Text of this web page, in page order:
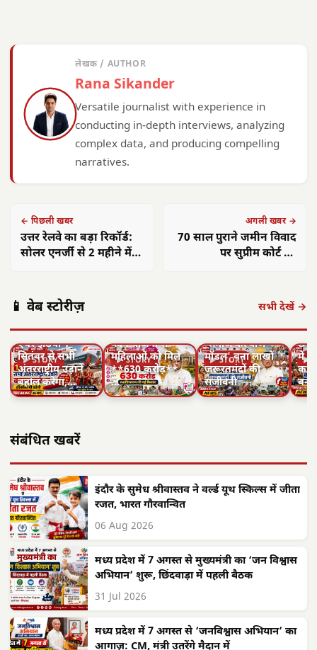
लेखक / AUTHOR
Rana Sikander
Versatile journalist with experience in
conducting in-depth interviews, analyzing
complex data, and producing compelling
narratives.
← पिछली खबर
उत्तर रेलवे का बड़ा रिकॉर्ड:
सोलर एनर्जी से 2 महीने में
उत्पादन
अगली खबर →
70 साल पुराने जमीन विवाद
पर सुप्रीम कोर्ट का
शुरू हुआ था मामला
📱 वेब स्टोरीज़ सभी देखें →
▶ STORY
एयर इंडिया 1
सितंबर से सभी
अंतरराष्ट्रीय उड़ानें
बहाल करेगा,…
▶ STORY
छत्तीसगढ़: महतारी
वंदन योजना से
महिलाओं को मिले
**630 करोड़**,
…
▶ STORY
छत्तीसगढ़ का
'समाज कल्याण
मॉडल' बना लाखों
जरूरतमंदों की
संजीवनी
▶
में
का
संबंधित खबरें
इंदौर के सुमेध श्रीवास्तव ने वर्ल्ड यूथ स्किल्स में जीता
रजत, भारत गौरवान्वित
06 Aug 2026
मध्य प्रदेश में 7 अगस्त से मुख्यमंत्री का ‘जन विश्वास
अभियान’ शुरू, छिंदवाड़ा में पहली बैठक
31 Jul 2026
मध्य प्रदेश में 7 अगस्त से ‘जनविश्वास अभियान’ का
आगाज़: CM, मंत्री उतरेंगे मैदान में